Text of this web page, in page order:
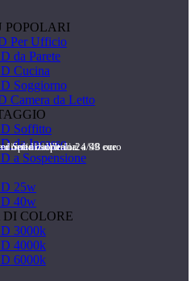
diretta dall'Italia
ordini superiori a 99 euro
Spedizione in 24/48 ore
POPOLARI
Per Ufficio
da Parete
Cucina
Soggiorno
Camera da Letto
Soffitto
da Incasso
a Sospensione
25w
40w
COLORE
3000k
4000k
6000k